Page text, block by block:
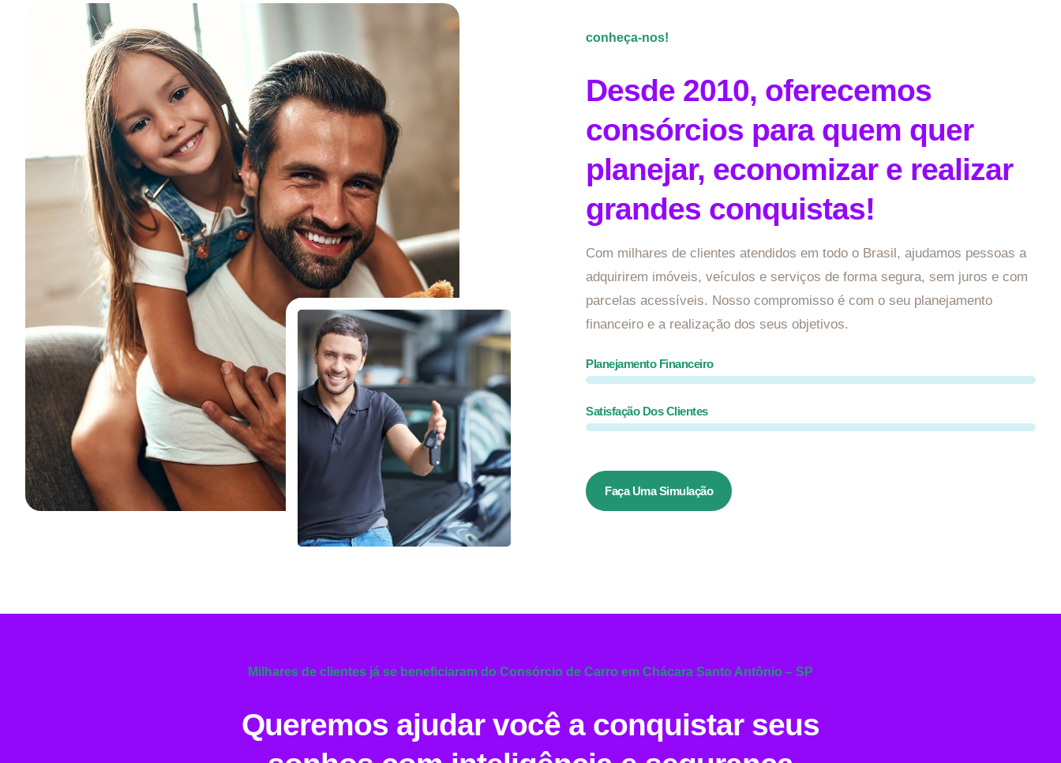
conheça-nos!
Desde 2010, oferecemos
consórcios para quem quer
planejar, economizar e realizar
grandes conquistas!
Com milhares de clientes atendidos em todo o Brasil, ajudamos pessoas a
adquirirem imóveis, veículos e serviços de forma segura, sem juros e com
parcelas acessíveis. Nosso compromisso é com o seu planejamento
financeiro e a realização dos seus objetivos.
Planejamento Financeiro
Satisfação Dos Clientes
Faça Uma Simulação
Milhares de clientes já se beneficiaram do Consórcio de Carro em Chácara Santo Antônio – SP
Queremos ajudar você a conquistar seus